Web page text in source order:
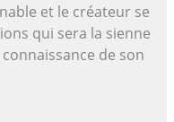
et le créateur se
qui sera la sienne
de son